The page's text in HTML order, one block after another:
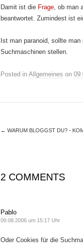
Damit ist die Frage, ob man
beantwortet. Zumindest ist
Ist man paranoid, sollte
Suchmaschinen stellen.
Posted in Allgemeines on
← WARUM BLOGGST DU? -
2 COMMENTS
Pablo
09.08.2006 um 15:17 Uhr
Oder Cookies für die